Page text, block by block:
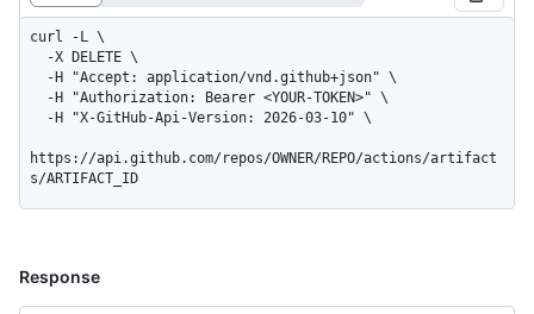
curl -L \
https://api.github.com/repos/OWNER/REPO/actions/artifact
s/ARTIFACT_ID
Response